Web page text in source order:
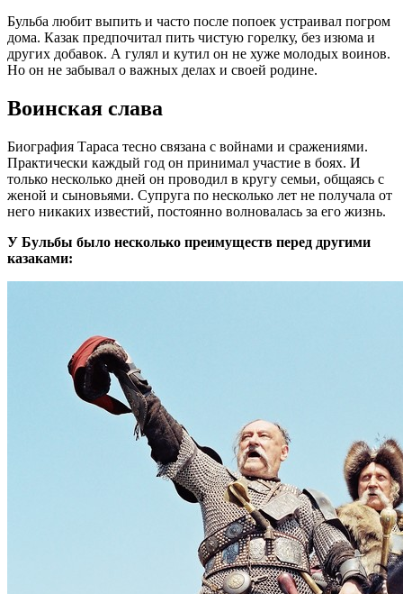
Бульба любит выпить и часто после попоек устраивал погром
дома. Казак предпочитал пить чистую горелку, без изюма и
других добавок. А гулял и кутил он не хуже молодых воинов.
Но он не забывал о важных делах и своей родине.
Воинская слава
Биография Тараса тесно связана с войнами и сражениями.
Практически каждый год он принимал участие в боях. И
только несколько дней он проводил в кругу семьи, общаясь с
женой и сыновьями. Супруга по несколько лет не получала от
него никаких известий, постоянно волновалась за его жизнь.
У Бульбы было несколько преимуществ перед другими
казаками: